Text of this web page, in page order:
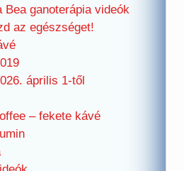
Bea ganoterápia videók
az egészséget!
április 1-től
– fekete kávé